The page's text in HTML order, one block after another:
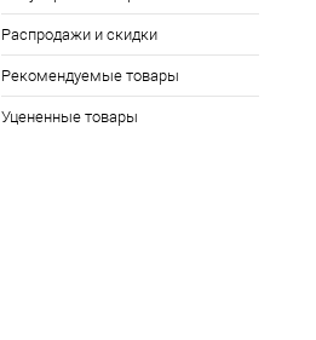
Распродажи и скидки
Рекомендуемые товары
Уцененные товары